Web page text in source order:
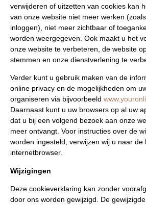
verwijderen of uitzetten van cookies kan
van onze website niet meer werken
inloggen), niet meer zichtbaar of
worden weergegeven. Ook maakt u het
onze website te verbeteren, de website
stemmen en onze dienstverlening te
Verder kunt u gebruik maken van de
online privacy en de mogelijkheden om
organiseren via bijvoorbeeld
Daarnaast kunt u uw browsers op al uw
dat u bij een volgend bezoek aan onze
meer ontvangt. Voor instructies over de
worden ingesteld, verwijzen wij u naar de
internetbrowser.
Wijzigingen
Deze cookieverklaring kan zonder
door ons worden gewijzigd. De